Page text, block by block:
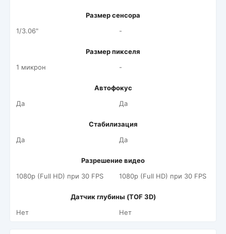
Размер сенсора
1/3.06"
-
Размер пикселя
1 микрон
-
Автофокус
Да
Да
Стабилизация
Да
Да
Разрешение видео
1080p (Full HD) при 30 FPS
1080p (Full HD) при 30 FPS
Датчик глубины (TOF 3D)
Нет
Нет